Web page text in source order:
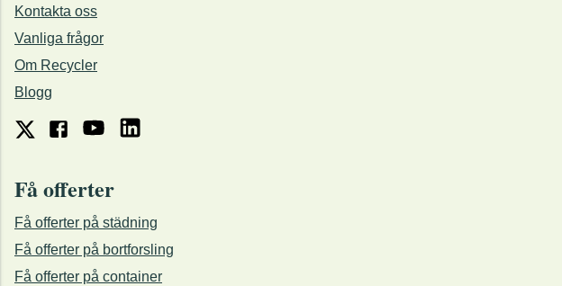
Kontakta oss
Vanliga frågor
Om Recycler
Blogg
Få offerter
Få offerter på städning
Få offerter på bortforsling
Få offerter på container